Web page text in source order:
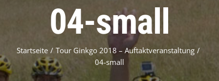
04-small
Startseite / Tour Ginkgo 2018 – Auftaktveranstaltung /
04-small